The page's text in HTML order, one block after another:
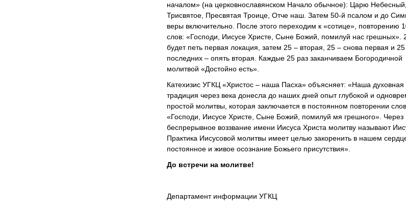
началом» (на церковнославянском Начало обычное): Царю Небесный,
Трисвятое, Пресвятая Троице, Отче наш. Затем 50-й псалом и до
веры включительно. После этого переходим к «сотице», повторению
слов: «Господи, Иисусе Христе, Сыне Божий, помилуй нас грешных».
будет петь первая локация, затем 25 – вторая, 25 – снова первая и 25
последних – опять вторая. Каждые 25 раз заканчиваем Богородичной
молитвой «Достойно есть».
Катехизис УГКЦ «Христос – наша Пасха» объясняет: «Наша духовная
традиция через века донесла до наших дней опыт глубокой и
простой молитвы, которая заключается в постоянном повторении
«Господи, Иисусе Христе, Сыне Божий, помилуй мя грешного». Через
беспрерывное воззвание имени Иисуса Христа молитву называют
Практика Иисусовой молитвы имеет целью закоренить в нашем
постоянное и живое осознание Божьего присутствия».
До встречи на молитве!
Департамент информации УГКЦ